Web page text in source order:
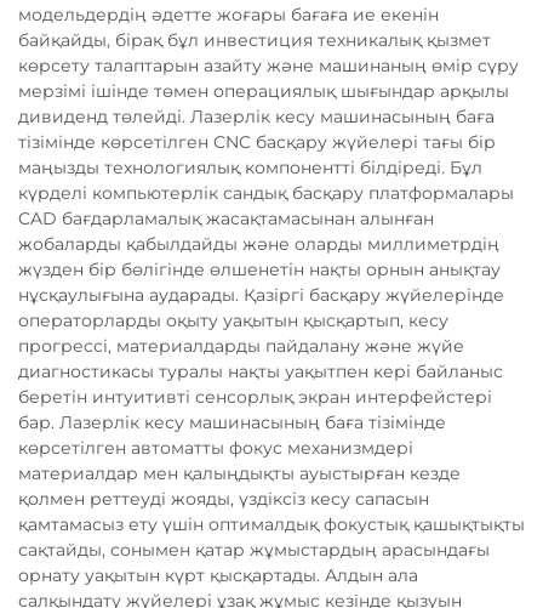
модельдердің әдетте жоғары бағаға ие екенін
байқайды, бірақ бұл инвестиция техникалық қызмет
көрсету талаптарын азайту және машинаның өмір сүру
мерзімі ішінде төмен операциялық шығындар арқылы
дивиденд төлейді. Лазерлік кесу машинасының баға
тізімінде көрсетілген CNC басқару жүйелері тағы бір
маңызды технологиялық компонентті білдіреді. Бұл
күрделі компьютерлік сандық басқару платформалары
CAD бағдарламалық жасақтамасынан алынған
жобаларды қабылдайды және оларды миллиметрдің
жүзден бір бөлігінде өлшенетін нақты орнын анықтау
нұсқаулығына аударады. Қазіргі басқару жүйелерінде
операторларды оқыту уақытын қысқартып, кесу
прогрессі, материалдарды пайдалану және жүйе
диагностикасы туралы нақты уақытпен кері байланыс
беретін интуитивті сенсорлық экран интерфейстері
бар. Лазерлік кесу машинасының баға тізімінде
көрсетілген автоматты фокус механизмдері
материалдар мен қалыңдықты ауыстырған кезде
қолмен реттеуді жояды, үздіксіз кесу сапасын
қамтамасыз ету үшін оптималдық фокустық қашықтықты
сақтайды, сонымен қатар жұмыстардың арасындағы
орнату уақытын күрт қысқартады. Алдын ала
салқындату жүйелері ұзақ жұмыс кезінде қызуын